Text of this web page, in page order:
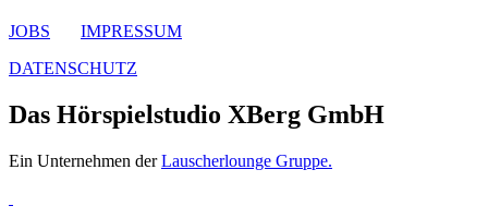
JOBS
IMPRESSUM
DATENSCHUTZ
Das Hörspielstudio XBerg GmbH
Ein Unternehmen derLauscherlounge Gruppe.